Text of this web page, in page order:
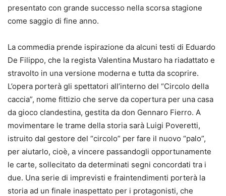
presentato con grande successo nella scorsa stagione
come saggio di fine anno.
La commedia prende ispirazione da alcuni testi di Eduardo
De Filippo, che la regista Valentina Mustaro ha riadattato e
stravolto in una versione moderna e tutta da scoprire.
L’opera porterà gli spettatori all’interno del “Circolo della
caccia”, nome fittizio che serve da copertura per una casa
da gioco clandestina, gestita da don Gennaro Fierro. A
movimentare le trame della storia sarà Luigi Poveretti,
istruito dal gestore del “circolo” per fare il nuovo “palo”,
per aiutarlo, cioè, a vincere passandogli opportunamente
le carte, sollecitato da determinati segni concordati tra i
due. Una serie di imprevisti e fraintendimenti porterà la
storia ad un finale inaspettato per i protagonisti, che